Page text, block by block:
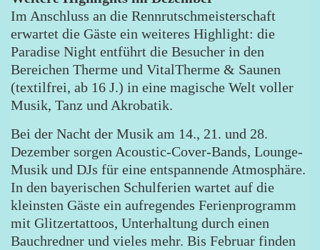
Im Anschluss an die Rennrutschmeisterschaft
erwartet die Gäste ein weiteres Highlight: die
Paradise Night entführt die Besucher in den
Bereichen Therme und VitalTherme & Saunen
(textilfrei, ab 16 J.) in eine magische Welt voller
Musik, Tanz und Akrobatik.
Bei der Nacht der Musik am 14., 21. und 28.
Dezember sorgen Acoustic-Cover-Bands, Lounge-
Musik und DJs für eine entspannende Atmosphäre.
In den bayerischen Schulferien wartet auf die
kleinsten Gäste ein aufregendes Ferienprogramm
mit Glitzertattoos, Unterhaltung durch einen
Bauchredner und vieles mehr. Bis Februar finden